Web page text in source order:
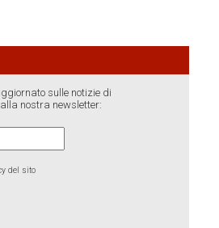
sulle notizie di
nostra newsletter:
del sito